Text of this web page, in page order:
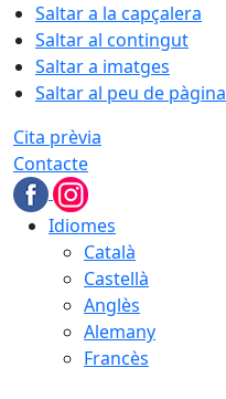
Saltar a la capçalera
Saltar al contingut
Saltar a imatges
Saltar al peu de pàgina
Cita prèvia
Contacte
Idiomes
Català
Castellà
Anglès
Alemany
Francès